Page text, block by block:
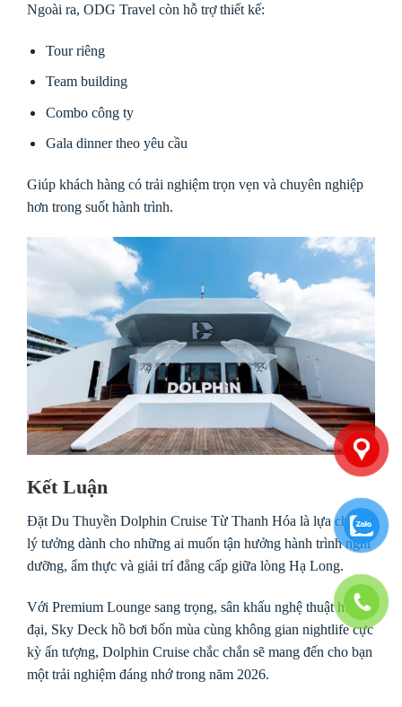
Ngoài ra, ODG Travel còn hỗ trợ thiết kế:
Tour riêng
Team building
Combo công ty
Gala dinner theo yêu cầu
Giúp khách hàng có trải nghiệm trọn vẹn và chuyên nghiệp
hơn trong suốt hành trình.
Kết Luận
Đặt Du Thuyền Dolphin Cruise Từ Thanh Hóa là lựa chọn
lý tưởng dành cho những ai muốn tận hưởng hành trình nghỉ
dưỡng, ẩm thực và giải trí đẳng cấp giữa lòng Hạ Long.
Với Premium Lounge sang trọng, sân khấu nghệ thuật hiện
đại, Sky Deck hồ bơi bốn mùa cùng không gian nightlife cực
kỳ ấn tượng, Dolphin Cruise chắc chắn sẽ mang đến cho bạn
một trải nghiệm đáng nhớ trong năm 2026.